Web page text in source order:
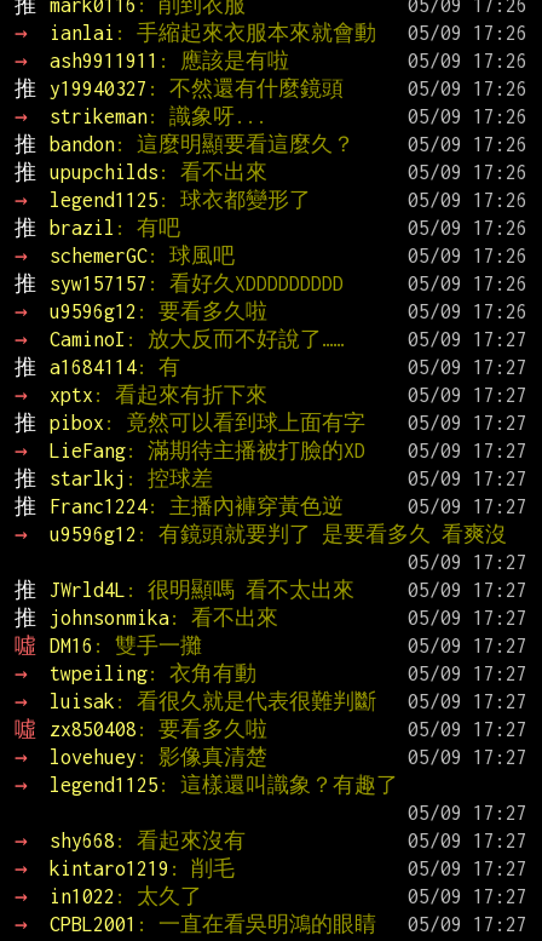
推
mark0116 : 削到衣服
→
ianlai : 手縮起來衣服本來就會動
→
ash9911911 : 應該是有啦
推
y19940327 : 不然還有什麼鏡頭
→
strikeman: 識象呀...
推
bandon: 這麼明顯要看這麼久？
推
upupchilds : 看不出來
→
legend1125 : 球衣都變形了
推
brazil : 有吧
→
schemerGC: 球風吧
推
syw157157 : 看好久XDDDDDDDDD
→
u9596g12 : 要看多久啦
→
CaminoI : 放大反而不好說了……
推
a1684114: 有
→
xptx : 看起來有折下來
推
pibox : 竟然可以看到球上面有字
→
LieFang: 滿期待主播被打臉的XD
推
starlkj : 控球差
推
Franc1224: 主播內褲穿黃色逆
→
u9596g12 : 有鏡頭就要判了 是要看多久 看爽沒
推
JWrld4L : 很明顯嗎 看不太出來
推
johnsonmika: 看不出來
噓
DM16 : 雙手一攤
→
twpeiling: 衣角有動
→
luisak : 看很久就是代表很難判斷
噓
zx850408 : 要看多久啦
→
lovehuey : 影像真清楚
→
legend1125 : 這樣還叫識象？有趣了
→
shy668 : 看起來沒有
→
kintaro1219 : 削毛
→
in1022 : 太久了
→
CPBL2001 : 一直在看吳明鴻的眼睛